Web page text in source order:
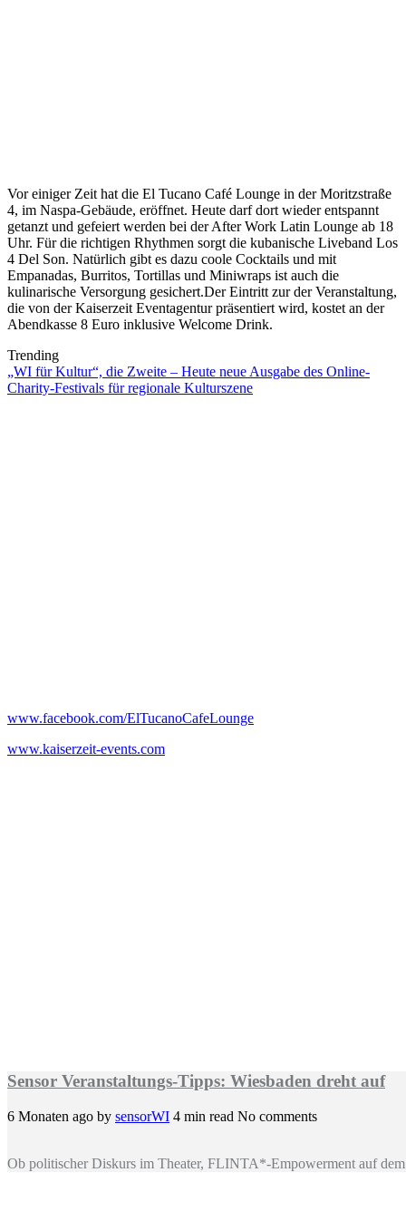
Vor einiger Zeit hat die El Tucano Café Lounge in der Moritzstraße
4, im Naspa-Gebäude, eröffnet. Heute darf dort wieder entspannt
getanzt und gefeiert werden bei der After Work Latin Lounge ab 18
Uhr. Für die richtigen Rhythmen sorgt die kubanische Liveband Los
4 Del Son. Natürlich gibt es dazu coole Cocktails und mit
Empanadas, Burritos, Tortillas und Miniwraps ist auch die
kulinarische Versorgung gesichert.Der Eintritt zur der Veranstaltung,
die von der Kaiserzeit Eventagentur präsentiert wird, kostet an der
Abendkasse 8 Euro inklusive Welcome Drink.
Trending
„WI für Kultur“, die Zweite – Heute neue Ausgabe des Online-
Charity-Festivals für regionale Kulturszene
www.facebook.com/ElTucanoCafeLounge
www.kaiserzeit-events.com
Sensor Veranstaltungs-Tipps: Wiesbaden dreht auf
6 Monaten ago by sensorWI 4 min read No comments
Ob politischer Diskurs im Theater, FLINTA*-Empowerment auf